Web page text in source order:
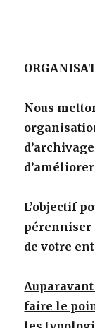
Nous
L’objectif
pérenniser
de votre
faire le